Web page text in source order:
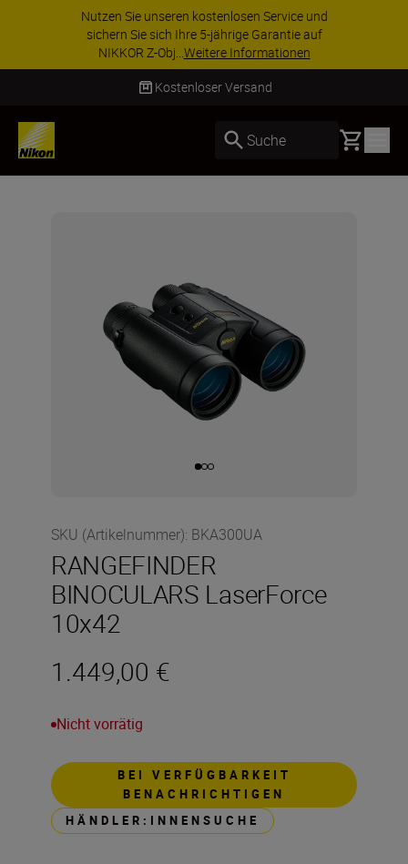
Nutzen Sie unseren kostenlosen Service und
sichern Sie sich Ihre 5-jährige Garantie auf
NIKKOR Z-Obj...Weitere Informationen
Kostenloser Versand
Suche Basket
SKU (Artikelnummer): BKA300UA
RANGEFINDER
BINOCULARS LaserForce
10x42
1.449,00 €
Nicht vorrätig
BEI VERFÜGBARKEIT
BENACHRICHTIGEN
HÄNDLER:INNENSUCHE